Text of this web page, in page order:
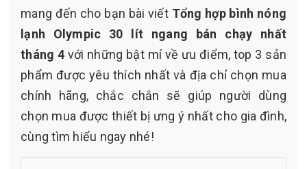
mang đến cho bạn bài viết Tổng hợp bình nóng
lạnh Olympic 30 lít ngang bán chạy nhất
tháng 4 với những bật mí về ưu điểm, top 3 sản
phẩm được yêu thích nhất và địa chỉ chọn mua
chính hãng, chắc chắn sẽ giúp người dùng
chọn mua được thiết bị ưng ý nhất cho gia đình,
cùng tìm hiểu ngay nhé!